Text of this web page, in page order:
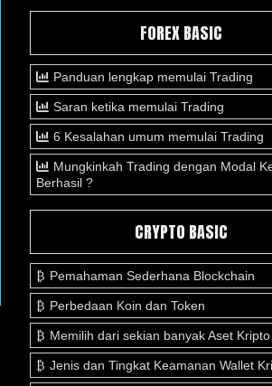
FOREX BASIC
Panduan lengkap memulai Trading
Saran ketika memulai Trading
6 Kesalahan umum memulai Trading
Mungkinkah Trading dengan Modal
Berhasil ?
CRYPTO BASIC
Pemahaman Sederhana Blockchain
Perbedaan Koin dan Token
Memilih dari sekian banyak Aset Kripto
Jenis dan Tingkat Keamanan Wallet